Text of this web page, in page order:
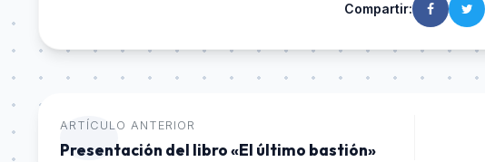
Compartir:
ARTÍCULO ANTERIOR
Presentación del libro «El último bastión»